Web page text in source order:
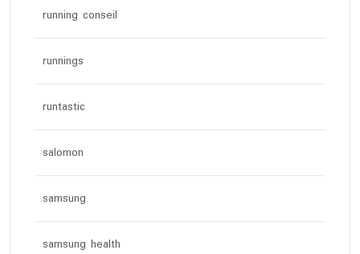
running conseil
runnings
runtastic
salomon
samsung
samsung health